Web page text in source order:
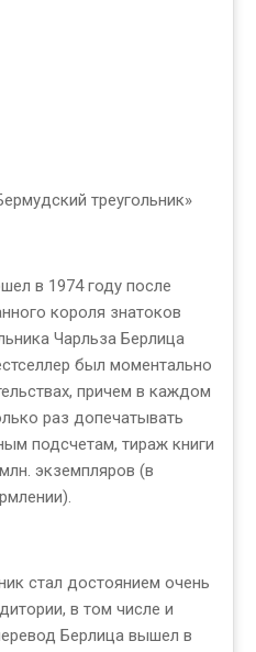
треугольник»
в 1974 году после
короля знатоков
Чарльза Берлица
был моментально
причем в каждом
раз допечатывать
подсчетам, тираж книги
экземпляров (в
стал достоянием очень
в том числе и
Берлица вышел в